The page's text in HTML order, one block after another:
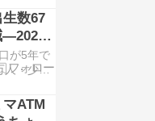
ージへ
活動休
が、最終
が
公式フ…
生数67
—2025
す年
が5年で
人・少子
2025年
5年で
「過去
マATM